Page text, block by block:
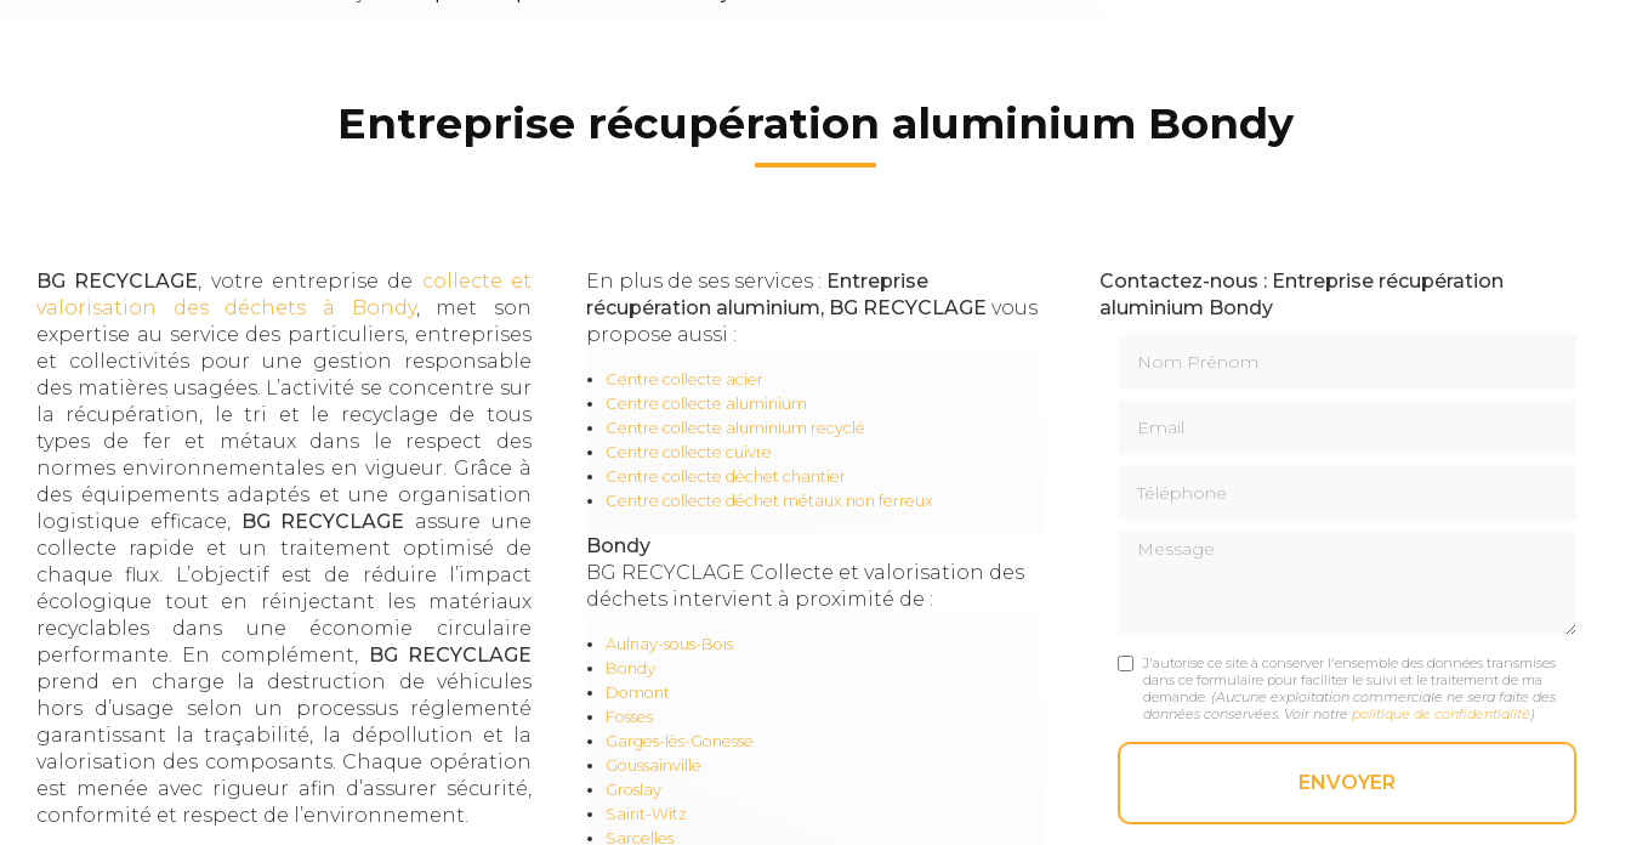
Entreprise récupération aluminium Bondy
BG RECYCLAGE, votre entreprise de collecte et
valorisation des déchets à Bondy, met son
expertise au service des particuliers, entreprises
et collectivités pour une gestion responsable
des matières usagées. L’activité se concentre sur
la récupération, le tri et le recyclage de tous
types de fer et métaux dans le respect des
normes environnementales en vigueur. Grâce à
des équipements adaptés et une organisation
logistique efficace,
BG RECYCLAGE assure une
collecte rapide et un traitement optimisé de
chaque flux. L’objectif est de réduire l’impact
écologique tout en réinjectant les matériaux
recyclables dans une économie circulaire
performante. En complément,
BG RECYCLAGE
prend en charge la destruction de véhicules
hors d’usage selon un processus réglementé
garantissant la traçabilité, la dépollution et la
valorisation des composants. Chaque opération
est menée avec rigueur afin d’assurer sécurité,
conformité et respect de l’environnement.
En plus de ses services : Entreprise
récupération aluminium, BG RECYCLAGE vous
propose aussi :
Centre collecte acier
Centre collecte aluminium
Centre collecte aluminium recyclé
Centre collecte cuivre
Centre collecte déchet chantier
Centre collecte déchet métaux non ferreux
Bondy
BG RECYCLAGE Collecte et valorisation des
déchets intervient à proximité de :
Aulnay-sous-Bois
Bondy
Domont
Fosses
Garges-lès-Gonesse
Goussainville
Groslay
Saint-Witz
Sarcelles
Contactez-nous : Entreprise récupération
aluminium Bondy
Message
J'autorise ce site à conserver l'ensemble des données transmises
dans ce formulaire pour faciliter le suivi et le traitement de ma
demande. (Aucune exploitation commerciale ne sera faite des
données conservées. Voir notre politique de confidentialité )